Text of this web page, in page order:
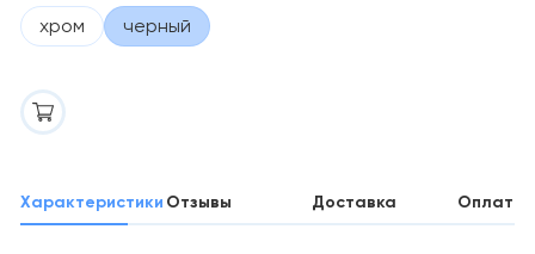
хром черный
Характеристики Отзывы Доставка Оплата